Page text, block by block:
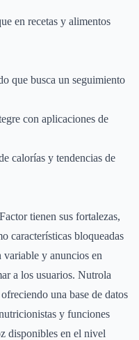
en recetas y alimentos
que busca un seguimiento
con aplicaciones de
calorías y tendencias de
tienen sus fortalezas,
características bloqueadas
variable y anuncios en
a los usuarios. Nutrola
una base de datos
y funciones
disponibles en el nivel